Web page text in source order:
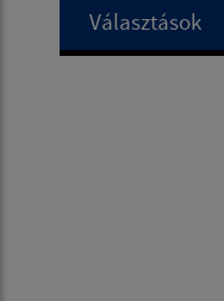
Választások